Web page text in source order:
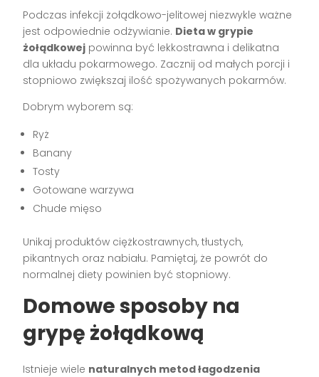
Podczas infekcji żołądkowo-jelitowej niezwykle ważne
jest odpowiednie odżywianie. Dieta w grypie
żołądkowej powinna być lekkostrawna i delikatna
dla układu pokarmowego. Zacznij od małych porcji i
stopniowo zwiększaj ilość spożywanych pokarmów.
Dobrym wyborem są:
Ryż
Banany
Tosty
Gotowane warzywa
Chude mięso
Unikaj produktów ciężkostrawnych, tłustych,
pikantnych oraz nabiału. Pamiętaj, że powrót do
normalnej diety powinien być stopniowy.
Domowe sposoby na
grypę żołądkową
Istnieje wiele naturalnych metod łagodzenia